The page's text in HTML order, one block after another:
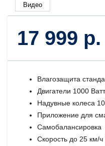
Видео
17 999 р.
Влагозащита
Двигатели 1000
Надувные колеса
Приложение для
Самобалансировка
Скорость до 25 км/